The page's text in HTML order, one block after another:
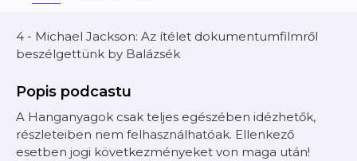
4 - Michael Jackson: Az ítélet dokumentumfilmről
beszélgettünk by Balázsék
Popis podcastu
A Hanganyagok csak teljes egészében idézhetők,
részleteiben nem felhasználhatóak. Ellenkező
esetben jogi következményeket von maga után!